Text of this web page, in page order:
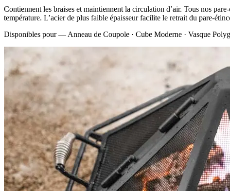
Contiennent les braises et maintiennent la circulation d’air. Tous nos
température. L’acier de plus faible épaisseur facilite le retrait du pare-
Disponibles pour — Anneau de Coupole · Cube Moderne · Vasque